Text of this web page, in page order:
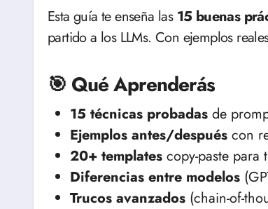
Esta guía te enseña las 15 buenas
partido a los LLMs. Con ejemplos
🎯 Qué Aprenderás
15 técnicas probadas de
Ejemplos antes/después con
20+ templates copy-paste para
Diferencias entre modelos
Trucos avanzados (chain-of-